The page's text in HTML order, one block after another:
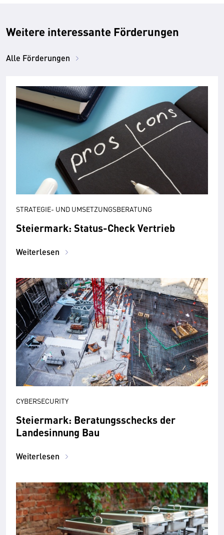
Weitere interessante Förderungen
Alle Förderungen
STRATEGIE- UND UMSETZUNGSBERATUNG
Steiermark: Status-Check Vertrieb
Weiterlesen
CYBERSECURITY
Steiermark: Beratungsschecks der
Landesinnung Bau
Weiterlesen